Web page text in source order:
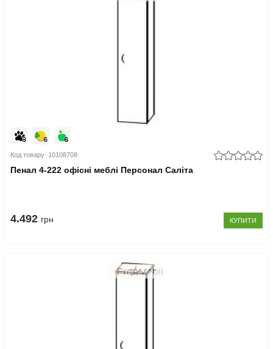
Код товару: 10108708
Пенал 4-222 офісні меблі Персонал Саліта
4.492 грн КУПИТИ